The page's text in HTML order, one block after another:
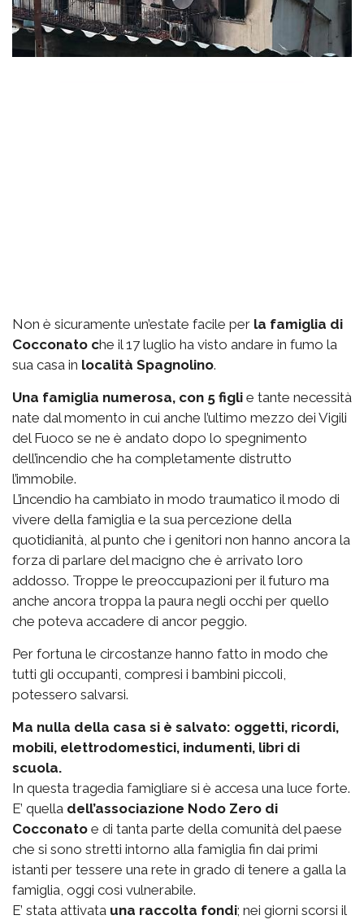
Non è sicuramente un’estate facile per la famiglia di
Cocconato che il 17 luglio ha visto andare in fumo la
sua casa in località Spagnolino.
Una famiglia numerosa, con 5 figli e tante necessità
nate dal momento in cui anche l’ultimo mezzo dei Vigili
del Fuoco se ne è andato dopo lo spegnimento
dell’incendio che ha completamente distrutto
l’immobile.
L’incendio ha cambiato in modo traumatico il modo di
vivere della famiglia e la sua percezione della
quotidianità, al punto che i genitori non hanno ancora la
forza di parlare del macigno che è arrivato loro
addosso. Troppe le preoccupazioni per il futuro ma
anche ancora troppa la paura negli occhi per quello
che poteva accadere di ancor peggio.
Per fortuna le circostanze hanno fatto in modo che
tutti gli occupanti, compresi i bambini piccoli,
potessero salvarsi.
Ma nulla della casa si è salvato: oggetti, ricordi,
mobili, elettrodomestici, indumenti, libri di
scuola.
In questa tragedia famigliare si è accesa una luce forte.
E’ quella dell’associazione Nodo Zero di
Cocconato e di tanta parte della comunità del paese
che si sono stretti intorno alla famiglia fin dai primi
istanti per tessere una rete in grado di tenere a galla la
famiglia, oggi così vulnerabile.
E’ stata attivata una raccolta fondi; nei giorni scorsi il